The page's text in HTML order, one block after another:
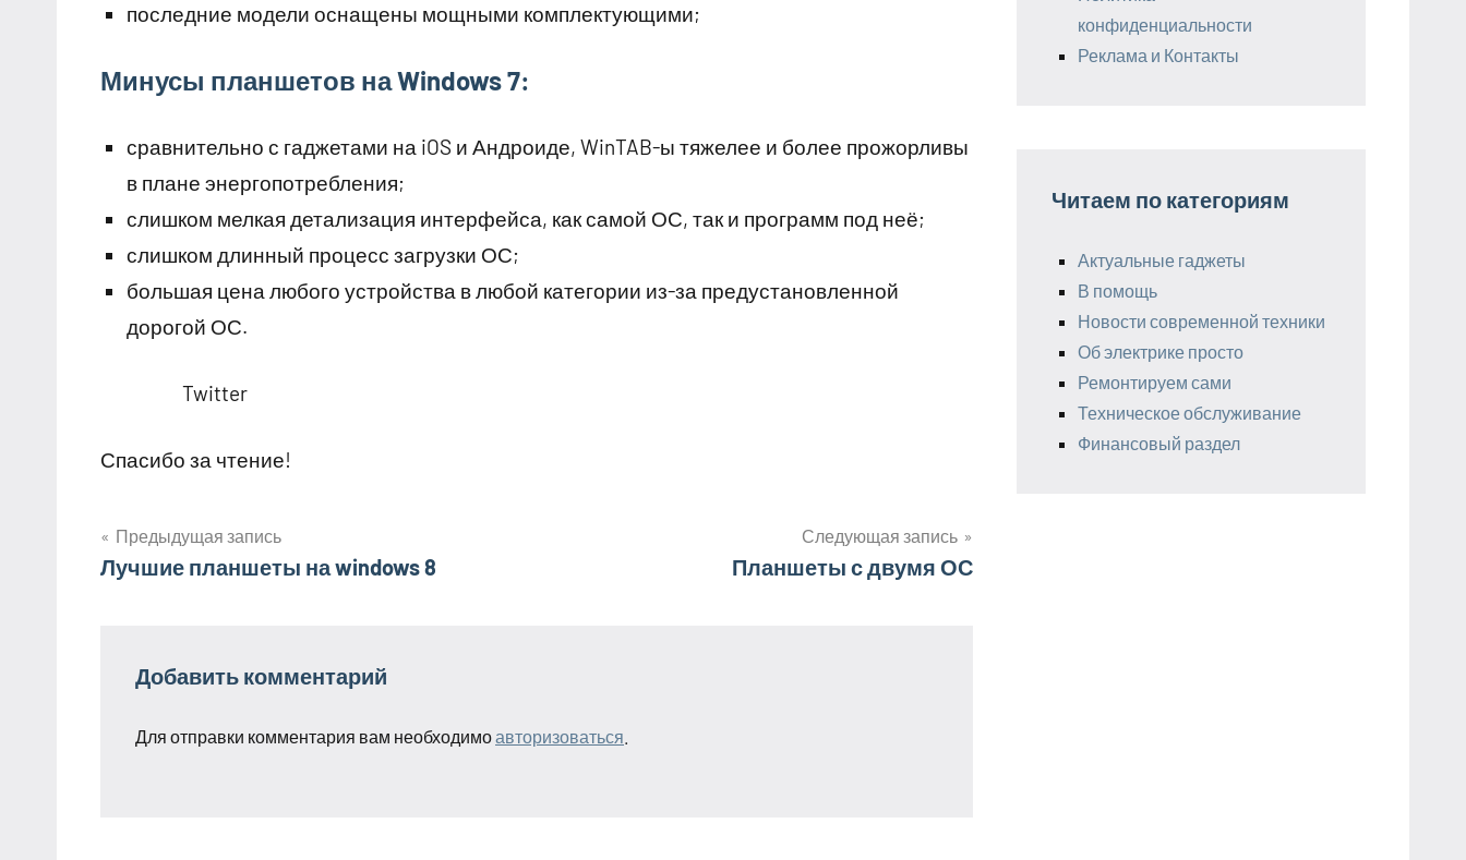
последние модели оснащены мощными комплектующими;
Минусы планшетов на Windows 7:
сравнительно с гаджетами на iOS и Андроиде, WinTAB-ы тяжелее и более прожорливы
в плане энергопотребления;
слишком мелкая детализация интерфейса, как самой ОС, так и программ под неё;
слишком длинный процесс загрузки ОС;
большая цена любого устройства в любой категории из-за предустановленной
дорогой ОС.
Twitter
Спасибо за чтение!
Навигация
Предыдущая запись
Лучшие планшеты на windows 8
Следующая запись
Планшеты с двумя ОС
Добавить комментарий
Для отправки комментария вам необходимоавторизоваться
конфиденциальности
Реклама и Контакты
Читаем по категориям
Актуальные гаджеты
В помощь
Новости современной техники
Об электрике просто
Ремонтируем сами
Техническое обслуживание
Финансовый раздел